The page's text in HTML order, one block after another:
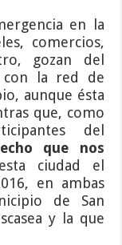
en la
comercios,
gozan del
con la red de
aunque ésta
que, como
del
que nos
ciudad el
en ambas
de San
y la que